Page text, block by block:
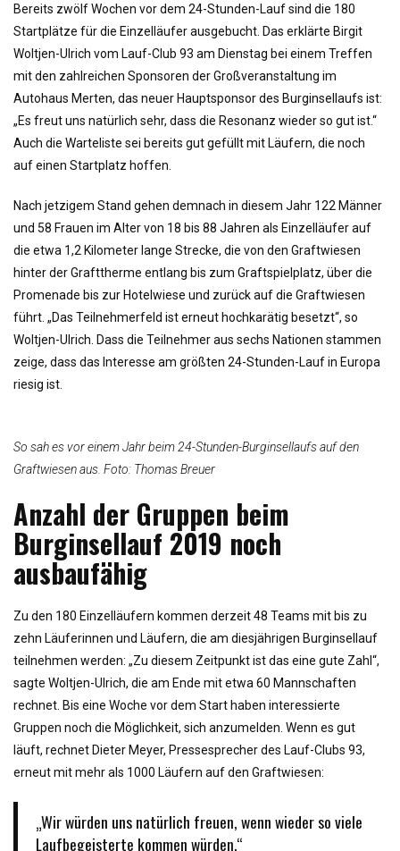
Bereits zwölf Wochen vor dem 24-Stunden-Lauf sind die 180
Startplätze für die Einzelläufer ausgebucht. Das erklärte Birgit
Woltjen-Ulrich vom Lauf-Club 93 am Dienstag bei einem Treffen
mit den zahlreichen Sponsoren der Großveranstaltung im
Autohaus Merten, das neuer Hauptsponsor des Burginsellaufs ist:
„Es freut uns natürlich sehr, dass die Resonanz wieder so gut ist.“
Auch die Warteliste sei bereits gut gefüllt mit Läufern, die noch
auf einen Startplatz hoffen.
Nach jetzigem Stand gehen demnach in diesem Jahr 122 Männer
und 58 Frauen im Alter von 18 bis 88 Jahren als Einzelläufer auf
die etwa 1,2 Kilometer lange Strecke, die von den Graftwiesen
hinter der Grafttherme entlang bis zum Graftspielplatz, über die
Promenade bis zur Hotelwiese und zurück auf die Graftwiesen
führt. „Das Teilnehmerfeld ist erneut hochkarätig besetzt“, so
Woltjen-Ulrich. Dass die Teilnehmer aus sechs Nationen stammen
zeige, dass das Interesse am größten 24-Stunden-Lauf in Europa
riesig ist.
So sah es vor einem Jahr beim 24-Stunden-Burginsellaufs auf den
Graftwiesen aus. Foto: Thomas Breuer
Anzahl der Gruppen beim
Burginsellauf 2019 noch
ausbaufähig
Zu den 180 Einzelläufern kommen derzeit 48 Teams mit bis zu
zehn Läuferinnen und Läufern, die am diesjährigen Burginsellauf
teilnehmen werden: „Zu diesem Zeitpunkt ist das eine gute Zahl“,
sagte Woltjen-Ulrich, die am Ende mit etwa 60 Mannschaften
rechnet. Bis eine Woche vor dem Start haben interessierte
Gruppen noch die Möglichkeit, sich anzumelden. Wenn es gut
läuft, rechnet Dieter Meyer, Pressesprecher des Lauf-Clubs 93,
erneut mit mehr als 1000 Läufern auf den Graftwiesen:
„Wir würden uns natürlich freuen, wenn wieder so viele
Laufbegeisterte kommen würden.“